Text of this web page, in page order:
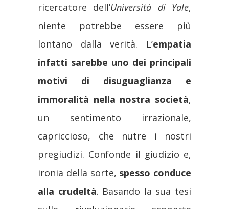
ricercatore dell’Università di Yale,
niente potrebbe essere più
lontano dalla verità. L’empatia
infatti sarebbe uno dei principali
motivi di disuguaglianza e
immoralità nella nostra società,
un sentimento irrazionale,
capriccioso, che nutre i nostri
pregiudizi. Confonde il giudizio e,
ironia della sorte, spesso conduce
alla crudeltà. Basando la sua tesi